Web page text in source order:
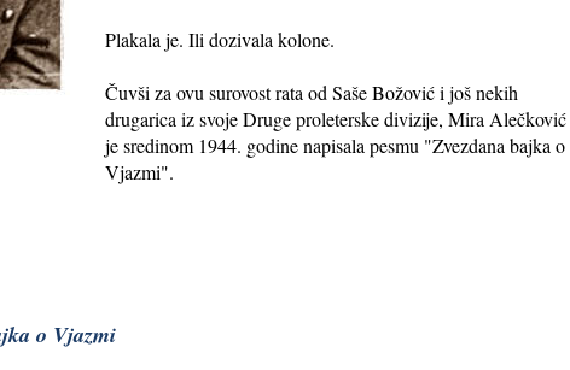
Plakala je. Ili dozivala kolone.
Čuvši za ovu surovost rata od Saše Božović i još nekih
drugarica iz svoje Druge proleterske divizije, Mira Alečković
je sredinom 1944. godine napisala pesmu "Zvezdana bajka o
Vjazmi".
o Vjazmi